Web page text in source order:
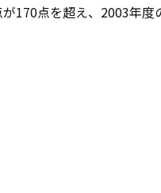
170点を超え、2003年